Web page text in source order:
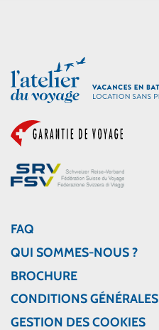
FAQ
QUI SOMMES-NOUS ?
BROCHURE
CONDITIONS GÉNÉRALES
GESTION DES COOKIES